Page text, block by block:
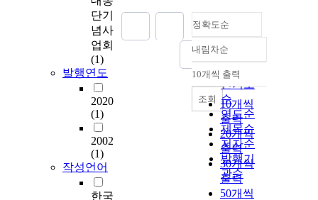
단기
념사
업회
(1)
발행연도
2020
(1)
2002
(1)
작성언어
한국
정확도순
정확도
순
인기도
순
연도순
제목순
저자순
발행기
관순
내림차순
내림차순
10개씩 출력
10개씩
출력
20개씩
출력
30개씩
출력
50개씩
조회